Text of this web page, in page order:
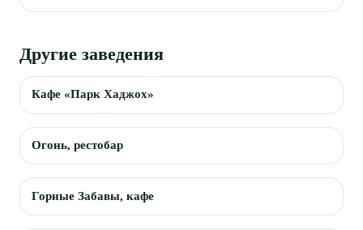
Другие заведения
Кафе «Парк Хаджох»
Огонь, рестобар
Горные Забавы, кафе